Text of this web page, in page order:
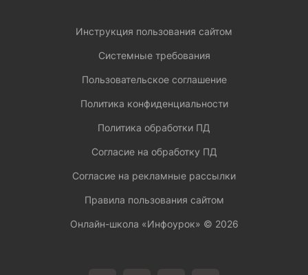
Инструкция пользования сайтом
Системные требования
Пользовательское соглашение
Политика конфиденциальности
Политика обработки ПД
Согласие на обработку ПД
Согласие на рекламные рассылки
Правила пользования сайтом
Онлайн-школа «Инфоурок» © 2026